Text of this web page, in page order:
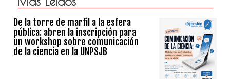
De la torre de marfil a la esfera
pública: abren la inscripción para
un workshop sobre comunicación
de la ciencia en la UNPSJB